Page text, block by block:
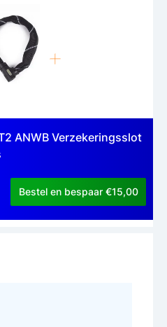
ANWB Verzekeringsslot
Bestel en bespaar €15,00